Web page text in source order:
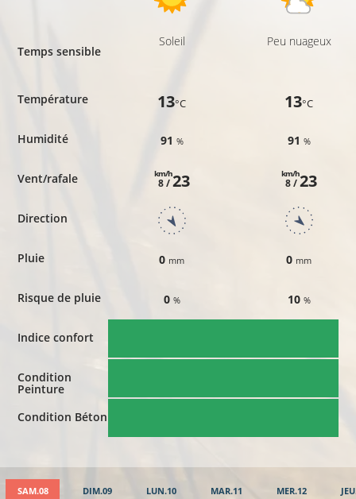
Temps sensible
Température
Humidité
Vent/rafale
Direction
Pluie
Risque de pluie
Indice confort
Condition
Peinture
Condition Béton
Soleil
13°C
91 %
8 /
km/h23
0 mm
0 %
Peu nuageux
13°C
91 %
8 /
km/h23
0 mm
10 %
SAM.08 DIM.09 LUN.10 MAR.11 MER.12